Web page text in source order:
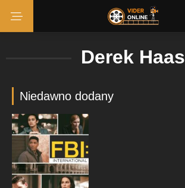
Derek Haas
Niedawno dodany